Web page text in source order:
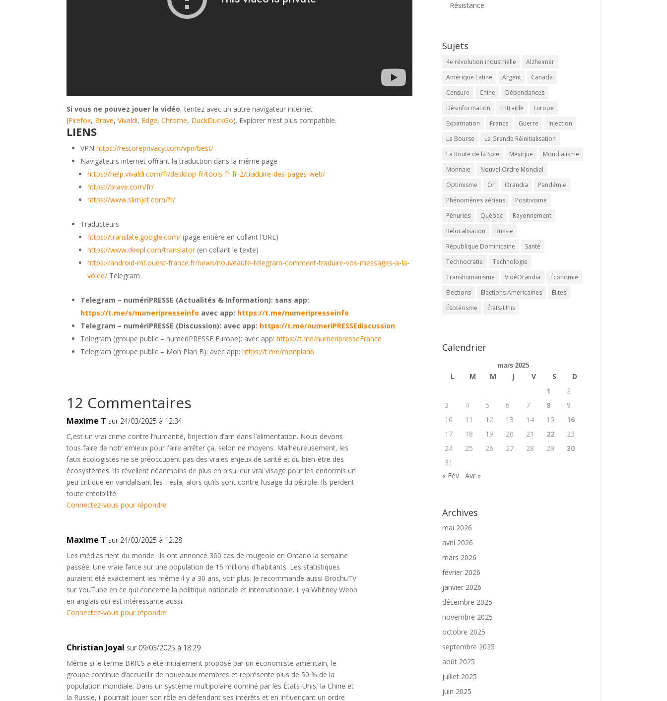
Si vous ne pouvez jouer la vidéo, tentez avec un autre navigateur internet
(Firefox, Brave,Vivaldi, Edge,Chrome, DuckDuckGo). Explorer n’est plus compatible.
LIENS
VPNhttps://restoreprivacy.com/vpn/best/
Navigateurs internet offrant la traduction dans la même page
https://help.vivaldi.com/fr/desktop-fr/tools-fr-fr-2/traduire-des-pages-web/
https://brave.com/fr/
https://www.slimjet.com/fr/
Traducteurs
https://translate.google.com/ (page entière en collant l’URL)
https://www.deepl.com/translator(en collant le texte)
https://android-mt.ouest-france.fr/news/nouveaute-telegram-comment-traduire-vos-messages-a-la-
volee/ Telegram
Telegram – numériPRESSE (Actualités & Information): sans app:
https://t.me/s/numeripresseinfo avec app: https://t.me/numeripresseinfo
Telegram – numériPRESSE (Discussion): avec app: https://t.me/numeriPRESSEdiscussion
Telegram (groupe public – numériPRESSE Europe): avec app:https://t.me/numeripresseFrance
Telegram (groupe public – Mon Plan B): avec app:https://t.me/monplanb
12 Commentaires
Maxime T sur 24/03/2025 à 12:34
C,est un vrai crime contre l’humanité, l’injection d’arn dans l’alimentation. Nous devons
tous faire de notr emieux pour faire arrêter ça, selon ne moyens. Malheureusement, les
faux écologistes ne se préoccupent pas des vraies enjeux de santé et du bien-être des
écosystèmes. Ils révellent néanmoins de plus en plsu leur vrai visage pour les endormis un
peu critique en vandalisant les Tesla, alors qu’ils sont contre l’usage du pétrole. Ils perdent
toute crédibilité.
Connectez-vous pour répondre
Maxime T sur 24/03/2025 à 12:28
Les médias rient du monde. Ils ont annoncé 360 cas de rougeole en Ontario la semaine
passée. Une vraie farce sur une population de 15 millions d’habitants. Les statistiques
auraient été exactement les même il y a 30 ans, voir plus. Je recommande aussi BrochuTV
sur YouTube en ce qui concerne la politique nationale et internationale. Il ya Whitney Webb
en anglais qui est intéressante aussi.
Connectez-vous pour répondre
Christian Joyal sur 09/03/2025 à 18:29
Même si le terme BRICS a été initialement proposé par un économiste américain, le
groupe continue d’accueillir de nouveaux membres et représente plus de 50 % de la
population mondiale. Dans un système multipolaire dominé par les États-Unis, la Chine et
la Russie, il pourrait jouer son rôle en défendant ses intérêts et en influençant un ordre
Résistance
Sujets
4e révolution industrielle
Alzheimer
Amérique Latine
Argent
Canada
Censure
Chine
Dépendances
Désinformation
Entraide
Europe
Expatriation
France Guerre
Injection
La Bourse
La Grande Réinitialisation
La Route de la Soie
Mexique
Mondialisme
Monnaie
Nouvel Ordre Mondial
Optimisme
Or Orandia
Pandémie
Phénomènes aériens
Positivisme
Pénuries
Québec
Rayonnement
Relocalisation
Russie
République Dominicaine
Santé
Technocratie
Technologie
Transhumanisme
VidéOrandia
Économie
Élections
Élections Américaines
Élites
Ésotérisme
États-Unis
Calendrier
mars 2025
L M M J V S
D
1
2
3
4 5 6 7 8
9
10
11 12 13 14 15
16
17
18 19 20 21 22
23
24
25 26 27 28 29
30
31
« Fév
Avr »
Archives
mai 2026
avril 2026
mars 2026
février 2026
janvier 2026
décembre 2025
novembre 2025
octobre 2025
septembre 2025
août 2025
juillet 2025
juin 2025